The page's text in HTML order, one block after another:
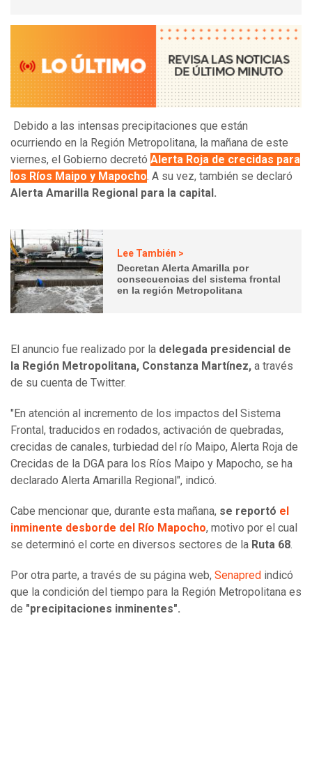
Debido a las intensas precipitaciones que están
ocurriendo en la Región Metropolitana, la mañana de este
viernes, el Gobierno decretó Alerta Roja de crecidas para
los Ríos Maipo y Mapocho. A su vez, también se declaró
Alerta Amarilla Regional para la capital.
Lee También >
Decretan Alerta Amarilla por
consecuencias del sistema frontal
en la región Metropolitana
El anuncio fue realizado por la delegada presidencial de
la Región Metropolitana, Constanza Martínez, a través
de su cuenta de Twitter.
"En atención al incremento de los impactos del Sistema
Frontal, traducidos en rodados, activación de quebradas,
crecidas de canales, turbiedad del río Maipo, Alerta Roja de
Crecidas de la DGA para los Ríos Maipo y Mapocho, se ha
declarado Alerta Amarilla Regional", indicó.
Cabe mencionar que, durante esta mañana, se reportó el
inminente desborde del Río Mapocho, motivo por el cual
se determinó el corte en diversos sectores de la Ruta 68.
Por otra parte, a través de su página web, Senapred indicó
que la condición del tiempo para la Región Metropolitana es
de "precipitaciones inminentes".